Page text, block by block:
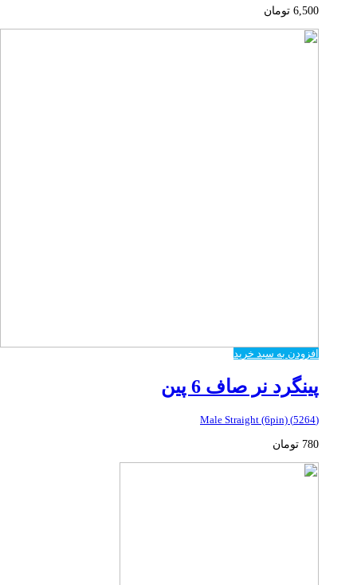
6,500 تومان
افزودن به سبد خرید
پینگرد نر صاف 6 پین
(5264) Male Straight (6pin)
780 تومان